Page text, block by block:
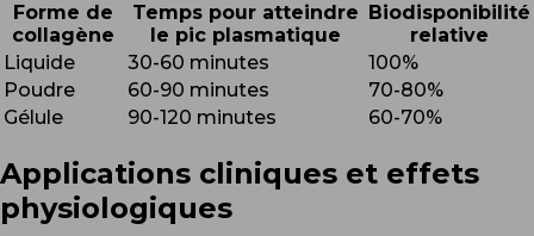
Forme de
collagène
Temps pour atteindre
le pic plasmatique
Biodisponibilité
relative
Liquide
30-60 minutes
100%
Poudre
60-90 minutes
70-80%
Gélule
90-120 minutes 60-70%
Applications cliniques et effets
physiologiques